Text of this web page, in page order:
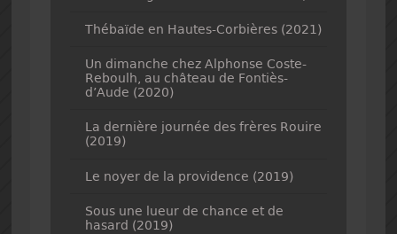
Thébaïde en Hautes-Corbières (2021)
Un dimanche chez Alphonse Coste-
Reboulh, au château de Fontiès-
d’Aude (2020)
La dernière journée des frères Rouire
(2019)
Le noyer de la providence (2019)
Sous une lueur de chance et de
hasard (2019)